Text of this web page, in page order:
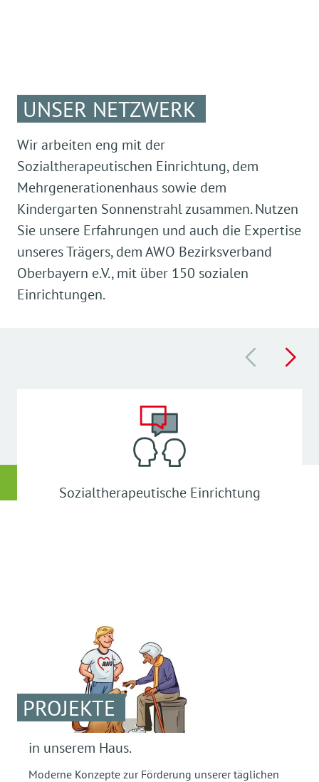
UNSER NETZWERK
Wir arbeiten eng mit der
Sozialtherapeutischen Einrichtung, dem
Mehrgenerationenhaus sowie dem
Kindergarten Sonnenstrahl zusammen. Nutzen
Sie unsere Erfahrungen und auch die Expertise
unseres Trägers, dem AWO Bezirksverband
Oberbayern e.V., mit über 150 sozialen
Einrichtungen.
Sozialtherapeutische Einrichtung
PROJEKTE
in unserem Haus.
Moderne Konzepte zur Förderung unserer täglichen